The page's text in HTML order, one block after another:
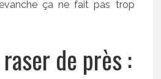
ça ne fait pas trop
de près :